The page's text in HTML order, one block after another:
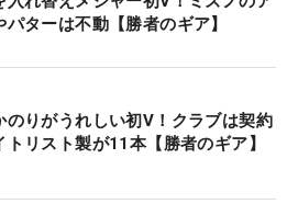
パターは不動【勝者のギア】
のりがうれしい初V！クラブは契約
トリスト製が11本【勝者のギア】